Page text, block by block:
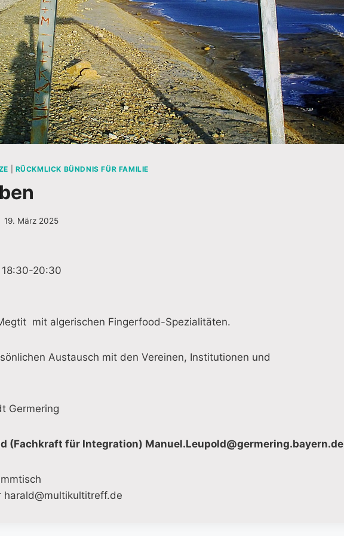
RÜCKMLICK BÜNDNIS FÜR FAMILIE
19. März 2025
18:30-20:30
mit algerischen Fingerfood-Spezialitäten.
Austausch mit den Vereinen, Institutionen und
Germering
(Fachkraft für Integration) Manuel.Leupold@germering.bayern.de
harald@multikultitreff.de